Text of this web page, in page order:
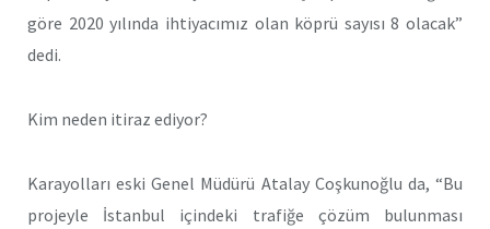
göre 2020 yılında ihtiyacımız olan köprü sayısı 8 olacak”
dedi.
Kim neden itiraz ediyor?
Karayolları eski Genel Müdürü Atalay Coşkunoğlu da, “Bu
projeyle İstanbul içindeki trafiğe çözüm bulunması